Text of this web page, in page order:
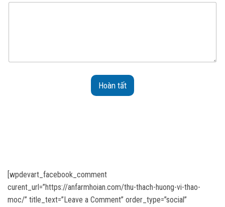
Hoàn tất
[wpdevart_facebook_comment
curent_url=”https://anfarmhoian.com/thu-thach-huong-vi-thao-
moc/” title_text=”Leave a Comment” order_type=”social”